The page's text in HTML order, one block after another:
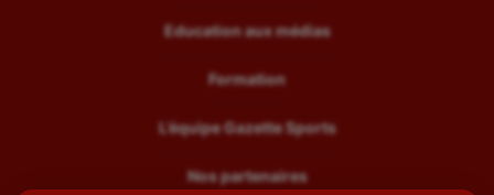
Education aux médias
Formation
L’équipe Gazette Sports
Nos partenaires